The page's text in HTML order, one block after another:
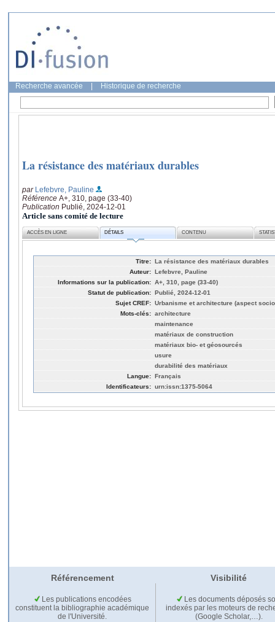
Recherche avancée Historique de recherche
La résistance des matériaux durables
par Lefebvre, Pauline
Référence A+, 310, page (33-40)
Publication Publié, 2024-12-01
Article sans comité de lecture
ACCÈS EN LIGNE DÉTAILS CONTENU
Titre: La résistance des matériaux durables
Auteur: Lefebvre, Pauline
Informations sur la publication: A+, 310, page (33-40)
Statut de publication: Publié, 2024-12-01
Sujet CREF: Urbanisme et architecture (aspect
Mots-clés: architecture
maintenance
matériaux de construction
matériaux bio- et géosourcés
usure
durabilité des matériaux
Langue: Français
Identificateurs: urn:issn:1375-5064
Référencement Visibilité
Les publications encodées
constituent la bibliographie académique
de l'Université.
Les documents déposés
indexés par les moteurs de
(Google Scholar,…).